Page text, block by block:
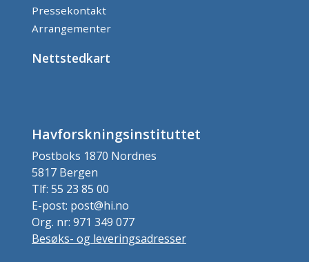
Pressekontakt
Arrangementer
Nettstedkart
Havforskningsinstituttet
Postboks 1870 Nordnes
5817 Bergen
Tlf: 55 23 85 00
E-post: post@hi.no
Org. nr: 971 349 077
Besøks- og leveringsadresser